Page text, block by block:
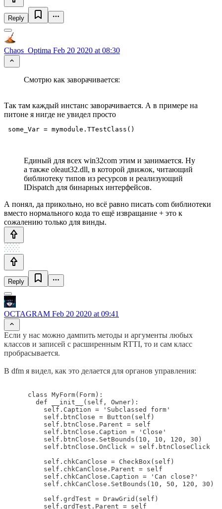
Reply
Chaos_Optima Feb 20 2020 at 08:30
Смотрю как заворачивается:
Так там каждый инстанс заворачивается. А в примере на
питоне я нигде не увидел просто
some_Var = mymodule.TTestClass()
Единый для всех win32com этим и занимается. Ну
а также oleaut32.dll, в которой движок, читающий
библиотеку типов из ресурсов и реализующий
IDispatch для бинарных интерфейсов.
А понял, да прикольно, но всё равно писать com библиотеки
вместо нормального кода то ещё извращание + это к
сожалению только для винды.
Reply
OCTAGRAM Feb 20 2020 at 09:41
Если у нас можно дампить методы и аргументы любых
классов и записей с расширенным RTTI, то и сам класс
пробрасывается.
В dfm я видел, как это делается для органов управления:
      class MyForm(Form):
        def __init__(self, Owner):
          self.Caption = 'Subclassed form'
          self.btnClose = Button(self)
          self.btnClose.Parent = self
          self.btnClose.Caption = 'Close'
          self.btnClose.SetBounds(10, 10, 120, 30)
          self.btnClose.OnClick = self.btnCloseClick
          self.chkCanClose = CheckBox(self)
          self.chkCanClose.Parent = self
          self.chkCanClose.Caption = 'Can close?'
          self.chkCanClose.SetBounds(10, 50, 120, 30)
          self.grdTest = DrawGrid(self)
          self.grdTest.Parent = self